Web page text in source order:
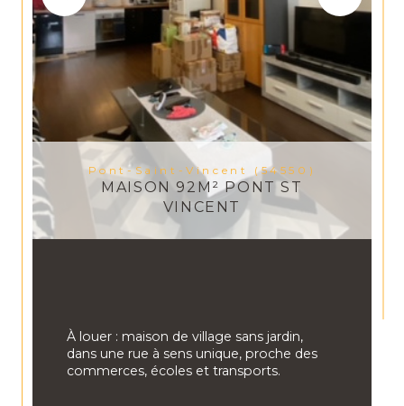
Pont-Saint-Vincent (54550)
MAISON 92M² PONT ST
VINCENT
À louer : maison de village sans jardin,
dans une rue à sens unique, proche des
commerces, écoles et transports.